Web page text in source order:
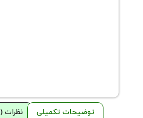
توضیحات تکمیلی نظرات (0)